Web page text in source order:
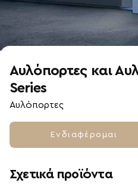
Αυλόπορτες και
Series
Αυλόπορτες
Ενδιαφέρομαι
Σχετικά προϊόντα